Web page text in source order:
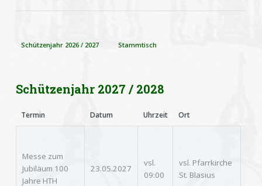
Schützenjahr 2026 / 2027 Stammtisch
Schützenjahr 2027 / 2028
Termin Datum Uhrzeit Ort
Messe zum
Jubiläum 100
Jahre HTH
23.05.2027
vsl.
09:00
vsl. Pfarrkirche
St. Blasius